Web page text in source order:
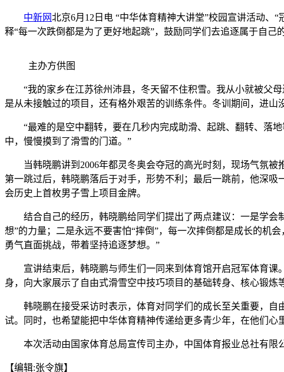
中新网北京6月12日电 “中华体育精神大讲堂”校园宣讲活动、
释“每一次跌倒都是为了更好地起跳”，鼓励同学们去追逐属于自己的
主办方供图
“我的家乡在江苏徐州沛县，冬天留不住积雪。我从小就被父母
是从未接触过的项目，还有格外艰苦的训练条件。冬训期间，进
“最难的是空中翻转，要在几秒内完成助滑、起跳、翻转、落地
中，慢慢摸到了滑雪的门道。”
当韩晓鹏讲到2006年都灵冬奥会夺冠的高光时刻，现场气氛被
第一跳过后，韩晓鹏落后于对手，形势不利；最后一跳前，他深
会历史上首枚男子雪上项目金牌。
结合自己的经历，韩晓鹏给同学们提出了两点建议：一是学会
想”的力量；二是永远不要害怕“摔倒”，每一次摔倒都是成长的机
勇气直面挑战，带着坚持追逐梦想。”
宣讲结束后，韩晓鹏与师生们一同来到体育馆开启冠军体育课
身，向大家展示了自由式滑雪空中技巧项目的基础转身、核心锻炼
韩晓鹏在接受采访时表示，体育对同学们的成长至关重要，自
试。同时，也希望能把中华体育精神传递给更多青少年，在他们心
本次活动由国家体育总局宣传司主办，中国体育报业总社有限
【编辑:张令旗】